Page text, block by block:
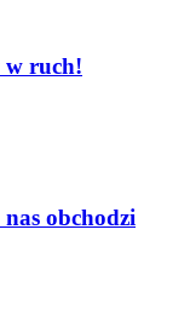
w ruch!
obchodzi